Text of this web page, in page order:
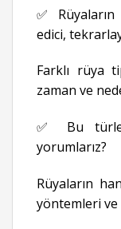
✅
edici,
Farklı rüya
zaman ve
✅ Bu
yorumlarız?
Rüyaların
yöntemleri